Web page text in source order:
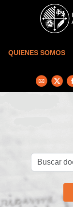
Skip to main content
QUIENES SOMOS